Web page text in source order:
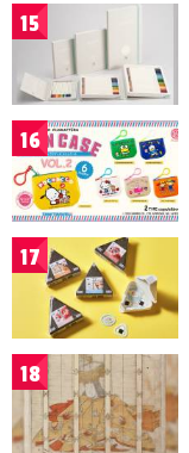
15
16
17
18